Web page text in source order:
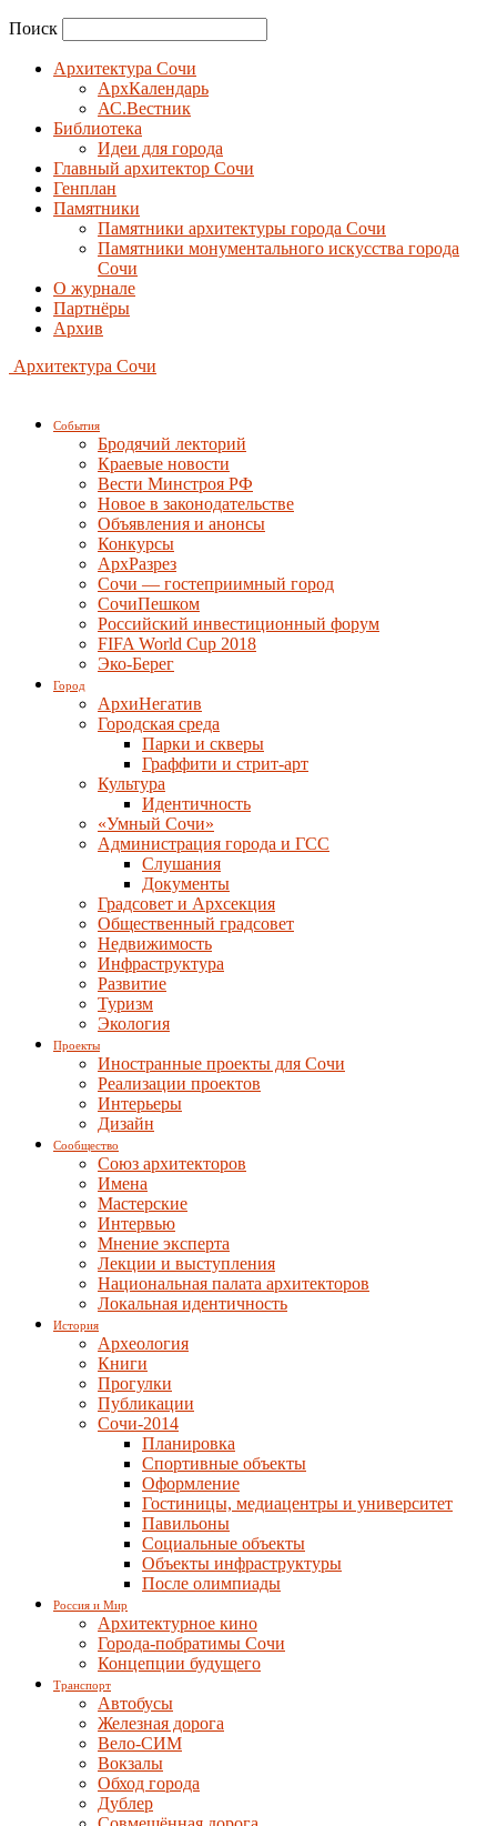
Поиск
Архитектура Сочи
АрхКалендарь
АС.Вестник
Библиотека
Идеи для города
Главный архитектор Сочи
Генплан
Памятники
Памятники архитектуры города Сочи
Памятники монументального искусства города
Сочи
О журнале
Партнёры
Архив
Архитектура Сочи
События
Бродячий лекторий
Краевые новости
Вести Минстроя РФ
Новое в законодательстве
Объявления и анонсы
Конкурсы
АрхРазрез
Сочи — гостеприимный город
СочиПешком
Российский инвестиционный форум
FIFA World Cup 2018
Эко-Берег
Город
АрхиНегатив
Городская среда
Парки и скверы
Граффити и стрит-арт
Культура
Идентичность
«Умный Сочи»
Администрация города и ГСС
Слушания
Документы
Градсовет и Архсекция
Общественный градсовет
Недвижимость
Инфраструктура
Развитие
Туризм
Экология
Проекты
Иностранные проекты для Сочи
Реализации проектов
Интерьеры
Дизайн
Сообщество
Союз архитекторов
Имена
Мастерские
Интервью
Мнение эксперта
Лекции и выступления
Национальная палата архитекторов
Локальная идентичность
История
Археология
Книги
Прогулки
Публикации
Сочи-2014
Планировка
Спортивные объекты
Оформление
Гостиницы, медиацентры и университет
Павильоны
Социальные объекты
Объекты инфраструктуры
После олимпиады
Россия и Мир
Архитектурное кино
Города-побратимы Сочи
Концепции будущего
Транспорт
Автобусы
Железная дорога
Вело-СИМ
Вокзалы
Обход города
Дублер